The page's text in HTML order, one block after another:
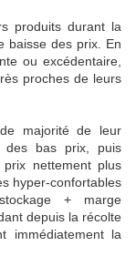
produits durant la
baisse des prix. En
ou excédentaire,
proches de leurs
majorité de leur
des bas prix, puis
nettement plus
hyper-confortables
+ marge
depuis la récolte
immédiatement la